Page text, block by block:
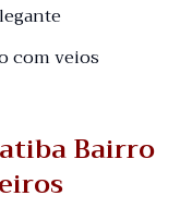
com veios
Bairro